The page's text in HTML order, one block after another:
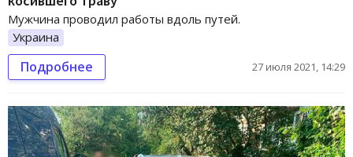
Мужчина проводил работы вдоль путей.
Украина
Подробнее 27 июля 2021, 14:29